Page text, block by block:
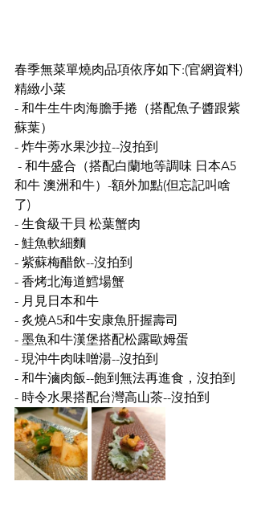
春季無菜單燒肉品項依序如下:(官網資料)
精緻小菜
- 和牛生牛肉海膽手捲（搭配魚子醬跟紫
蘇葉）
- 炸牛蒡水果沙拉--沒拍到
和牛 澳洲和牛）-額外加點(但忘記叫啥
了)
- 生食級干貝 松葉蟹肉
- 鮭魚軟細麵
- 紫蘇梅醋飲--沒拍到
- 香烤北海道鱈場蟹
- 月見日本和牛
- 炙燒A5和牛安康魚肝握壽司
- 墨魚和牛漢堡搭配松露歐姆蛋
- 現沖牛肉味噌湯--沒拍到
- 和牛滷肉飯--飽到無法再進食，沒拍到
- 時令水果搭配台灣高山茶--沒拍到